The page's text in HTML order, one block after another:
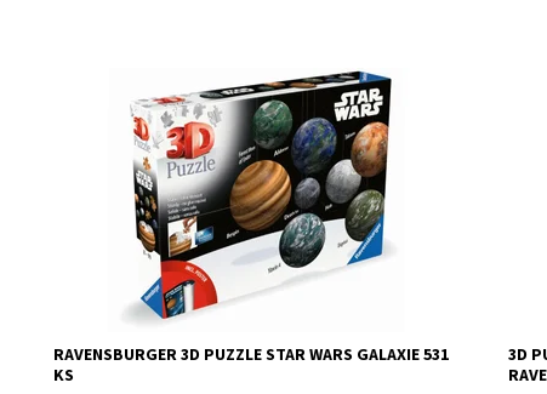
Připravte se na úchvatné dobrodružství v galaxii Star
Dostupnost:
Skladem>3
11919
RAVENSBURGER
RAVENSBURGER 3D PUZZLE STAR WARS GALAXIE 531
KS
3D
3D